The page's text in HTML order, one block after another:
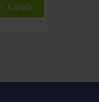
Καλάθι